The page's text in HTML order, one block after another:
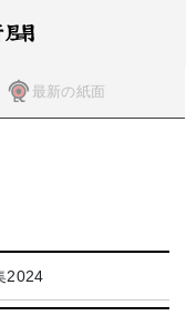
最新の紙面
2024